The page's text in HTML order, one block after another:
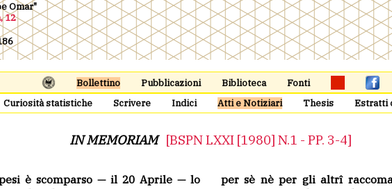
Omar"
12
Bollettino Pubblicazioni Biblioteca
Fonti
Curiosità statistiche
Scrivere Indici Atti e Notiziari Thesis Estratti
IN MEMORIAM [BSPN LXXI [1980] N.1 - PP. 3-4]
è scomparso — il 20 Aprile — lo
per sè nè per gli altrî